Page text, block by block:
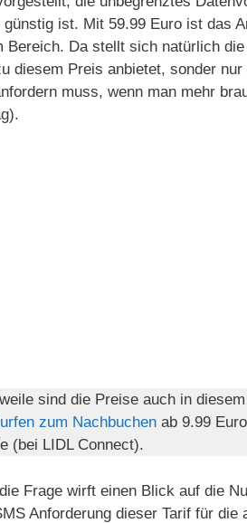
ist. Mit 59.99 Euro ist das
Bereich. Da stellt sich natürlich
diesem Preis anbietet, sonder
muss, wenn man mehr
sind die Preise auch in
zum Nachbuchen ab 9.99
(bei LIDL Connect).
Frage wirft einen Blick auf die
Anforderung dieser Tarif für die